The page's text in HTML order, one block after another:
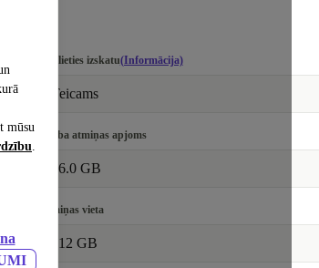
mūsu
.
Izvēlieties izskatu(Informācija)
Teicams
Darba atmiņas apjoms
16.0 GB
Atmiņas vieta
512 GB